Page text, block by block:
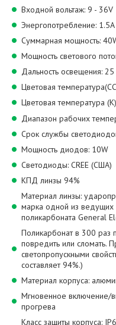
Входной вольтаж: 9 - 36V
Энергопотребление: 1.5А
Суммарная мощность:
Мощность светового
Дальность освещения:
Цветовая
Цветовая температура
Диапазон рабочих
Срок службы
Мощность диодов: 10W
Светодиоды: CREE (США)
КПД линзы 94%
Материал линзы:
марка одной из ведущих
поликарбоната General
Поликарбонат в 300 раз
повредить или сломать.
светопропускными
составляет 94%.)
Материал корпуса:
Мгновенное включение/
прогрева
Класс защиты корпуса: